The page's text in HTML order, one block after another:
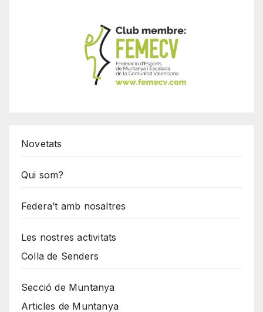
Novetats
Qui som?
Federa’t amb nosaltres
Les nostres activitats
Colla de Senders
Secció de Muntanya
Articles de Muntanya